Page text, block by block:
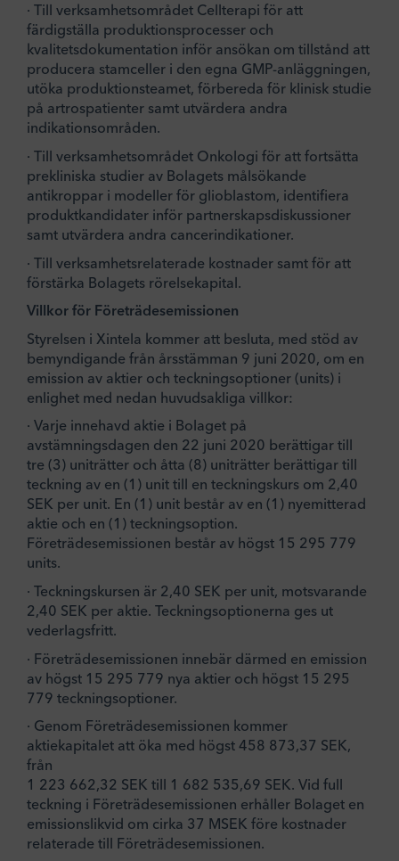
· Till verksamhetsområdet Cellterapi för att
färdigställa produktionsprocesser och
kvalitetsdokumentation inför ansökan om tillstånd att
producera stamceller i den egna GMP-anläggningen,
utöka produktionsteamet, förbereda för klinisk studie
på artrospatienter samt utvärdera andra
indikationsområden.
· Till verksamhetsområdet Onkologi för att fortsätta
prekliniska studier av Bolagets målsökande
antikroppar i modeller för glioblastom, identifiera
produktkandidater inför partnerskapsdiskussioner
samt utvärdera andra cancerindikationer.
· Till verksamhetsrelaterade kostnader samt för att
förstärka Bolagets rörelsekapital.
Villkor för Företrädesemissionen
Styrelsen i Xintela kommer att besluta, med stöd av
bemyndigande från årsstämman 9 juni 2020, om en
emission av aktier och teckningsoptioner (units) i
enlighet med nedan huvudsakliga villkor:
· Varje innehavd aktie i Bolaget på
avstämningsdagen den 22 juni 2020 berättigar till
tre (3) uniträtter och åtta (8) uniträtter berättigar till
teckning av en (1) unit till en teckningskurs om 2,40
SEK per unit. En (1) unit består av en (1) nyemitterad
aktie och en (1) teckningsoption.
Företrädesemissionen består av högst 15 295 779
units.
· Teckningskursen är 2,40 SEK per unit, motsvarande
2,40 SEK per aktie. Teckningsoptionerna ges ut
vederlagsfritt.
· Företrädesemissionen innebär därmed en emission
av högst 15 295 779 nya aktier och högst 15 295
779 teckningsoptioner.
· Genom Företrädesemissionen kommer
aktiekapitalet att öka med högst 458 873,37 SEK,
från
1 223 662,32 SEK till 1 682 535,69 SEK. Vid full
teckning i Företrädesemissionen erhåller Bolaget en
emissionslikvid om cirka 37 MSEK före kostnader
relaterade till Företrädesemissionen.